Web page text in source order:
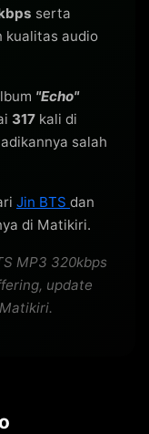
serta
kualitas audio
"Echo"
317 kali di
salah
Jin BTS dan
di Matikiri.
MP3 320kbps
update